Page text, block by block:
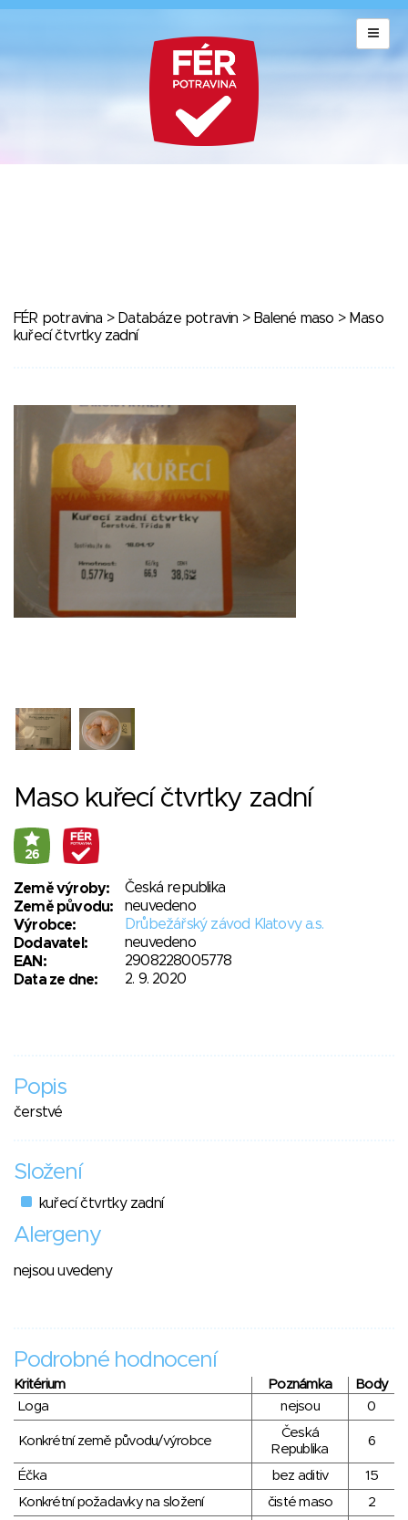
FÉR potravina > Databáze potravin > Balené maso > Maso
kuřecí čtvrtky zadní
Maso kuřecí čtvrtky zadní
26
Země výroby:
Česká republika
Země původu:
neuvedeno
Výrobce:
Drůbežářský závod Klatovy a.s.
Dodavatel:
neuvedeno
EAN:
2908228005778
Data ze dne:
2. 9. 2020
Popis
čerstvé
Složení
kuřecí čtvrtky zadní
Alergeny
nejsou uvedeny
Podrobné hodnocení
Kritérium Poznámka
Body
Loga
nejsou 0
Konkrétní země původu/výrobce
Česká
Republika
6
Éčka bez aditiv
15
Konkrétní požadavky na složení
čisté maso
2